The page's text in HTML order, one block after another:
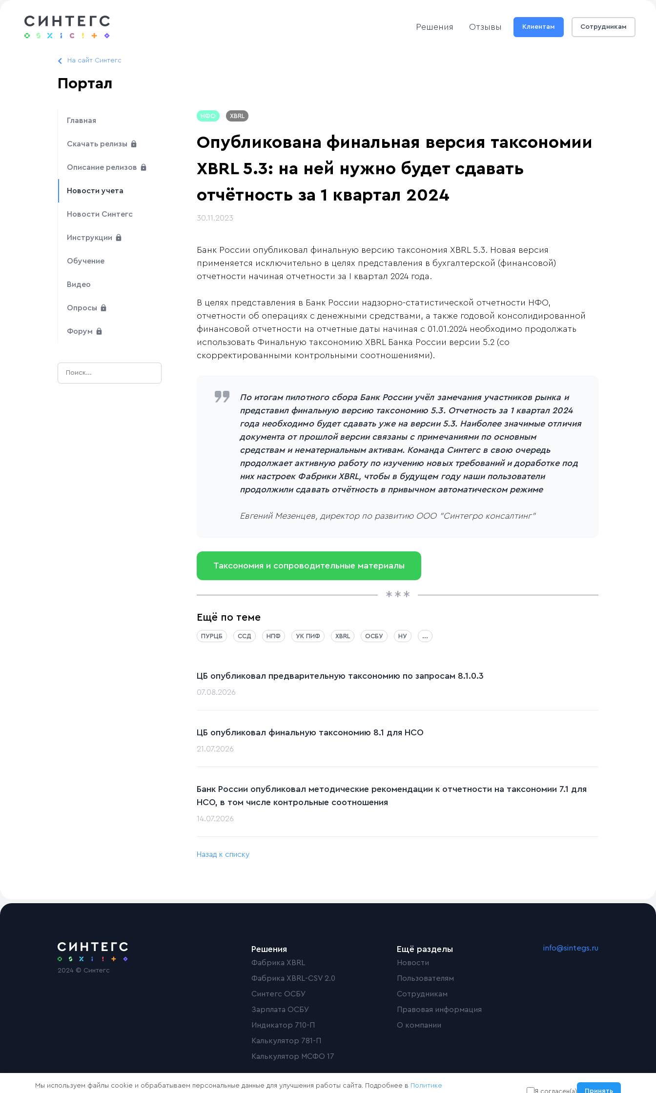
Решения Отзывы Клиентам Сотрудникам
На сайт Синтегс
Портал
Главная
Скачать релизы
Описание релизов
Новости учета
Новости Синтегс
Инструкции
Обучение
Видео
Опросы
Форум
НФО XBRL
Опубликована финальная версия таксономии
XBRL 5.3: на ней нужно будет сдавать
отчётность за 1 квартал 2024
30.11.2023
Банк России опубликовал финальную версию таксономия XBRL 5.3. Новая версия
применяется исключительно в целях представления в бухгалтерской (финансовой)
отчетности начиная отчетности за I квартал 2024 года.
В целях представления в Банк России надзорно-статистической отчетности НФО,
отчетности об операциях с денежными средствами, а также годовой консолидированной
финансовой отчетности на отчетные даты начиная с 01.01.2024 необходимо продолжать
использовать Финальную таксономию XBRL Банка России версии 5.2 (со
скорректированными контрольными соотношениями).
По итогам пилотного сбора Банк России учёл замечания участников рынка и
представил финальную версию таксономию 5.3. Отчетность за 1 квартал 2024
года необходимо будет сдавать уже на версии 5.3. Наиболее значимые отличия
документа от прошлой версии связаны с примечаниями по основным
средствам и нематериальным активам. Команда Синтегс в свою очередь
продолжает активную работу по изучению новых требований и доработке под
них настроек Фабрики XBRL, чтобы в будущем году наши пользователи
продолжили сдавать отчётность в привычном автоматическом режиме
Евгений Мезенцев, директор по развитию ООО "Синтегро консалтинг"
Таксономия и сопроводительные материалы
Ещё по теме
ПУРЦБ ССД НПФ УК ПИФ XBRL ОСБУ НУ ...
ЦБ опубликовал предварительную таксономию по запросам 8.1.0.3
07.08.2026
ЦБ опубликовал финальную таксономию 8.1 для НСО
21.07.2026
Банк России опубликовал методические рекомендации к отчетности на таксономии 7.1 для
НСО, в том числе контрольные соотношения
14.07.2026
Назад к списку
2024 © Синтегс
Решения
Фабрика XBRL
Фабрика XBRL-CSV 2.0
Синтегс ОСБУ
Зарплата ОСБУ
Индикатор 710-П
Калькулятор 781-П
Калькулятор МСФО 17
Ещё разделы
Новости
Пользователям
Сотрудникам
Правовая информация
О компании
info@sintegs.ru
Мы используем файлы cookie и обрабатываем персональные данные для улучшения работы сайта. Подробнее в Политике
Я согласен(а) Принять